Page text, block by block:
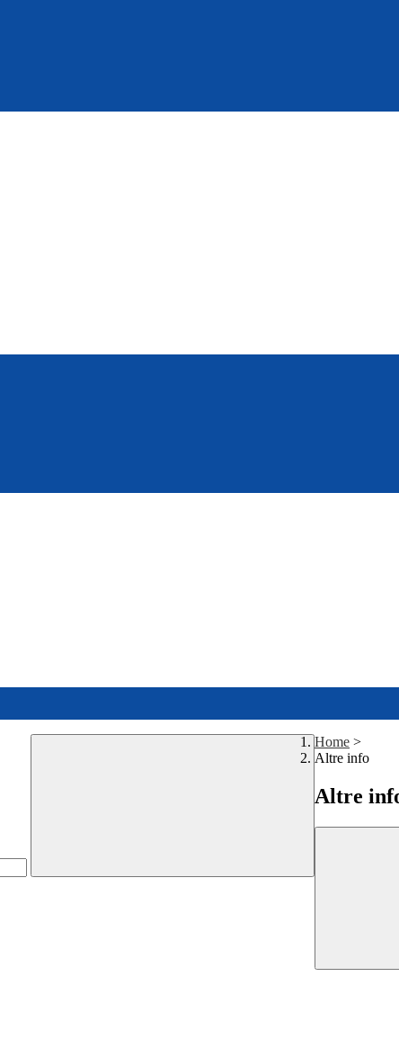
Home >
Altre info
Altre